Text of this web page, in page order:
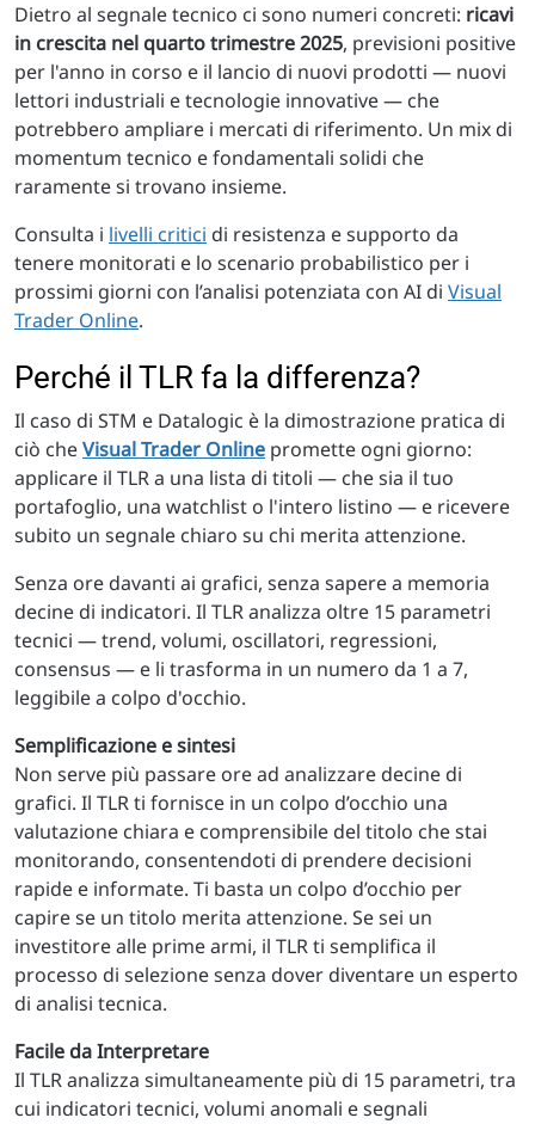
Dietro al segnale tecnico ci sono numeri concreti: ricavi
in crescita nel quarto trimestre 2025, previsioni positive
per l'anno in corso e il lancio di nuovi prodotti — nuovi
lettori industriali e tecnologie innovative — che
potrebbero ampliare i mercati di riferimento. Un mix di
momentum tecnico e fondamentali solidi che
raramente si trovano insieme.
Consulta i livelli critici di resistenza e supporto da
tenere monitorati e lo scenario probabilistico per i
prossimi giorni con l’analisi potenziata con AI di Visual
Trader Online.
Perché il TLR fa la differenza?
Il caso di STM e Datalogic è la dimostrazione pratica di
ciò cheVisual Trader Online promette ogni giorno:
applicare il TLR a una lista di titoli — che sia il tuo
portafoglio, una watchlist o l'intero listino — e ricevere
subito un segnale chiaro su chi merita attenzione.
Senza ore davanti ai grafici, senza sapere a memoria
decine di indicatori. Il TLR analizza oltre 15 parametri
tecnici — trend, volumi, oscillatori, regressioni,
consensus — e li trasforma in un numero da 1 a 7,
leggibile a colpo d'occhio.
Semplificazione e sintesi
Non serve più passare ore ad analizzare decine di
grafici. Il TLR ti fornisce in un colpo d’occhio una
valutazione chiara e comprensibile del titolo che stai
monitorando, consentendoti di prendere decisioni
rapide e informate. Ti basta un colpo d’occhio per
capire se un titolo merita attenzione. Se sei un
investitore alle prime armi, il TLR ti semplifica il
processo di selezione senza dover diventare un esperto
di analisi tecnica.
Facile da Interpretare
Il TLR analizza simultaneamente più di 15 parametri, tra
cui indicatori tecnici, volumi anomali e segnali